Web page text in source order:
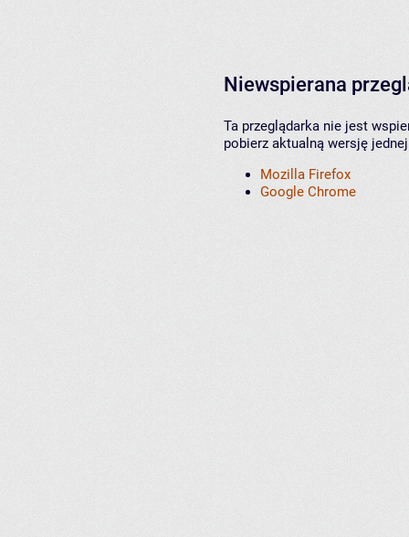
Niewspierana
Ta przeglądarka nie jest
pobierz aktualną wersję
Mozilla Firefox
Google Chrome